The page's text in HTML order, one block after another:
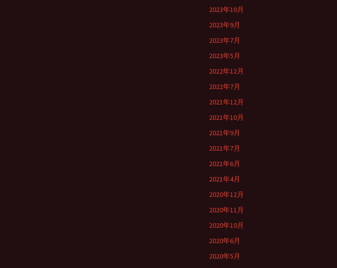
2023年10月
2023年9月
2023年7月
2023年5月
2022年12月
2022年7月
2021年12月
2021年10月
2021年9月
2021年7月
2021年6月
2021年4月
2020年12月
2020年11月
2020年10月
2020年6月
2020年5月